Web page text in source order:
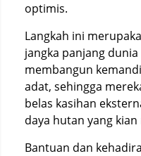
optimis.
Langkah ini
jangka panjang
membangun
adat, sehingga
belas kasihan
daya hutan yang
Bantuan dan